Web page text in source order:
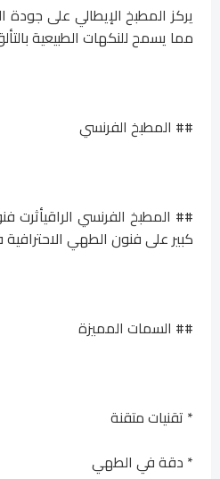
يركز المطبخ الإيطالي على جودة
مما يسمح للنكهات الطبيعية
## المطبخ الفرنسي
## المطبخ الفرنسي
كبير على فنون الطهي
## السمات المميزة
* تقنيات متقنة
* دقة في الطهي